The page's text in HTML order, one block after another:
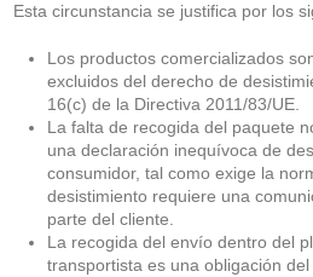
Esta circunstancia se justifica por los
Los productos comercializados
excluidos del derecho de
16(c) de la Directiva 2011/83/UE.
La falta de recogida del paquete
una declaración inequívoca de
consumidor, tal como exige la
desistimiento requiere una
parte del cliente.
La recogida del envío dentro del
transportista es una obligación